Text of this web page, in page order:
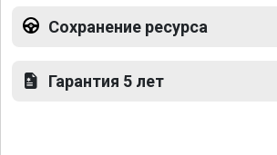
Сохранение ресурса
Гарантия 5 лет